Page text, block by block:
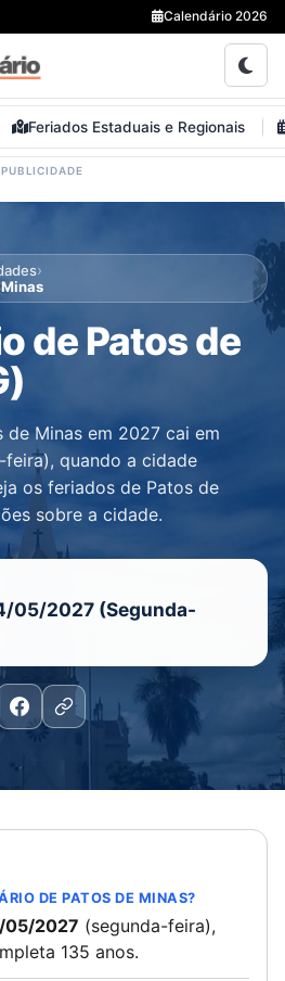
Calendário 2026
Feriados Estaduais e Regionais
›
de Patos de
de Minas em 2027 cai em
quando a cidade
os feriados de Patos de
sobre a cidade.
05/2027 (Segunda-
DE PATOS DE MINAS?
05/2027 (segunda-feira),
135 anos.